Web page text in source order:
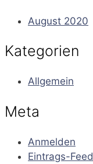
August 2020
Kategorien
Allgemein
Meta
Anmelden
Eintrags-Feed